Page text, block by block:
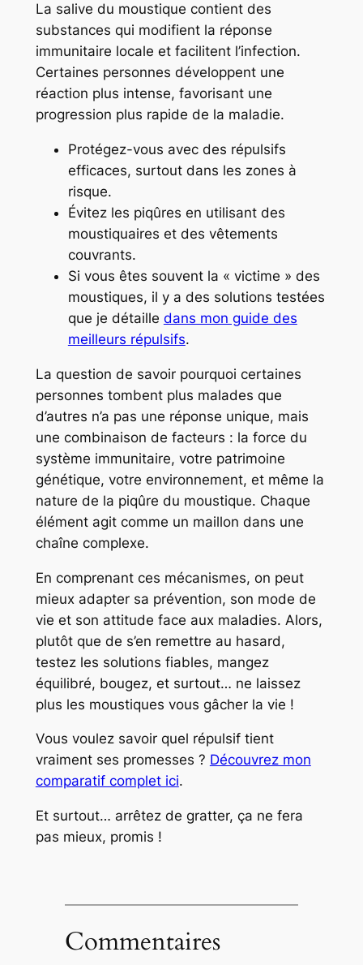
La salive du moustique contient des
substances qui modifient la réponse
immunitaire locale et facilitent l’infection.
Certaines personnes développent une
réaction plus intense, favorisant une
progression plus rapide de la maladie.
Protégez-vous avec des répulsifs
efficaces, surtout dans les zones à
risque.
Évitez les piqûres en utilisant des
moustiquaires et des vêtements
couvrants.
Si vous êtes souvent la « victime » des
moustiques, il y a des solutions testées
que je détaille dans mon guide des
meilleurs répulsifs.
La question de savoir pourquoi certaines
personnes tombent plus malades que
d’autres n’a pas une réponse unique, mais
une combinaison de facteurs : la force du
système immunitaire, votre patrimoine
génétique, votre environnement, et même la
nature de la piqûre du moustique. Chaque
élément agit comme un maillon dans une
chaîne complexe.
En comprenant ces mécanismes, on peut
mieux adapter sa prévention, son mode de
vie et son attitude face aux maladies. Alors,
plutôt que de s’en remettre au hasard,
testez les solutions fiables, mangez
équilibré, bougez, et surtout… ne laissez
plus les moustiques vous gâcher la vie !
Vous voulez savoir quel répulsif tient
vraiment ses promesses ? Découvrez mon
comparatif complet ici.
Et surtout… arrêtez de gratter, ça ne fera
pas mieux, promis !
Commentaires